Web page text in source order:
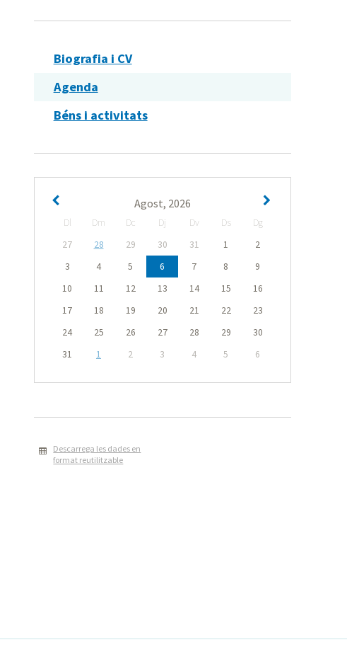
Biografia i CV
Agenda
Béns i activitats
Agost, 2026
Dl Dm Dc Dj Dv Ds
Dg
27
28 29 30 31 1
2
3
4 5 6 7 8
9
10
11 12 13 14 15
16
17
18 19 20 21 22
23
24
25 26 27 28 29
30
31
1 2 3 4 5 6
Descarrega les dades en
format reutilitzable